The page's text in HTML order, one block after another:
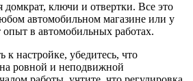
домкрат, ключи и отвертки. Все это
автомобильном магазине или у
в автомобильных работах.
настройке, убедитесь, что
ровной и неподвижной